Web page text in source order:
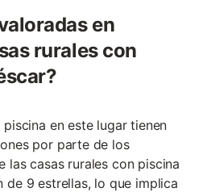
en
rurales con
en este lugar tienen
por parte de los
las casas rurales con piscina
de 9 estrellas, lo que implica